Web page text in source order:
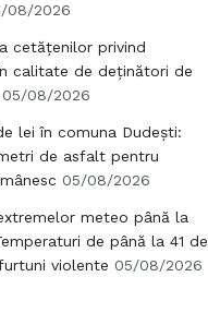
08/2026
cetățenilor privind
calitate de deținători de
05/08/2026
lei în comuna Dudești:
de asfalt pentru
05/08/2026
meteo până la
de până la 41 de
violente 05/08/2026